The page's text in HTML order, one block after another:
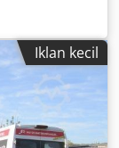
Iklan kecil